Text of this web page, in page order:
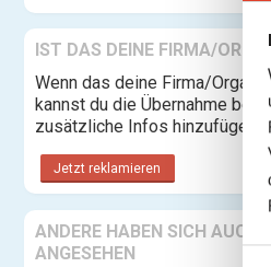
IST DAS DEINE FIRMA/
Wenn das deine Firma/
kannst du die Übernahme
zusätzliche Infos hinzufügen.
Jetzt reklamieren
ANDERE HABEN SICH AUCH
ANGESEHEN